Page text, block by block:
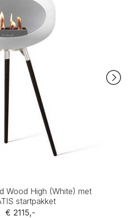
Wood High (White) met
startpakket
€ 2115,-